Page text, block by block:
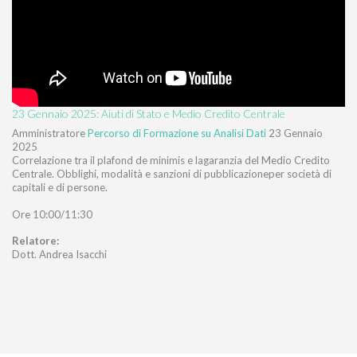
23 Gennaio 2025: Aiuti di Stato e Medio Credito Centrale
AmministratorePercorso di Formazione su Analisi Dati 23 Gennaio
2025
Correlazione tra il plafond de minimis e lagaranzia del Medio Credito
Centrale. Obblighi, modalità e sanzioni di pubblicazioneper società di
capitali e di persone.
Ore 10:00/11:30
Relatore:
Dott. Andrea Isacchi